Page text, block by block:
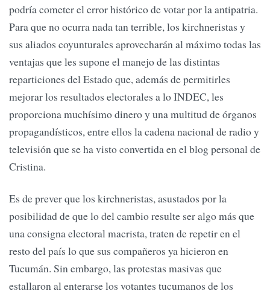
podría cometer el error histórico de votar por la antipatria.
Para que no ocurra nada tan terrible, los kirchneristas y
sus aliados coyunturales aprovecharán al máximo todas las
ventajas que les supone el manejo de las distintas
reparticiones del Estado que, además de permitirles
mejorar los resultados electorales a lo INDEC, les
proporciona muchísimo dinero y una multitud de órganos
propagandísticos, entre ellos la cadena nacional de radio y
televisión que se ha visto convertida en el blog personal de
Cristina.
Es de prever que los kirchneristas, asustados por la
posibilidad de que lo del cambio resulte ser algo más que
una consigna electoral macrista, traten de repetir en el
resto del país lo que sus compañeros ya hicieron en
Tucumán. Sin embargo, las protestas masivas que
estallaron al enterarse los votantes tucumanos de los